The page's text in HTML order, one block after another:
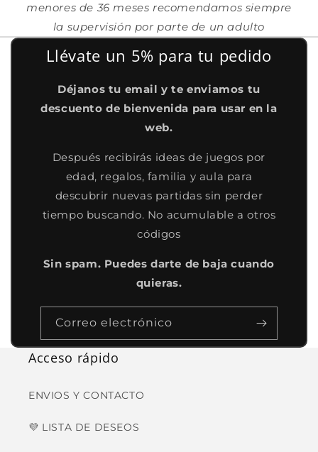
menores de 36 meses recomendamos siempre
la supervisión por parte de un adulto
Llévate un 5% para tu pedido
Déjanos tu email y te enviamos tu
descuento de bienvenida para usar en la
web.
Después recibirás ideas de juegos por
edad, regalos, familia y aula para
descubrir nuevas partidas sin perder
tiempo buscando. No acumulable a otros
códigos
Sin spam. Puedes darte de baja cuando
quieras.
Correo electrónico
Acceso rápido
ENVIOS Y CONTACTO
💜 LISTA DE DESEOS